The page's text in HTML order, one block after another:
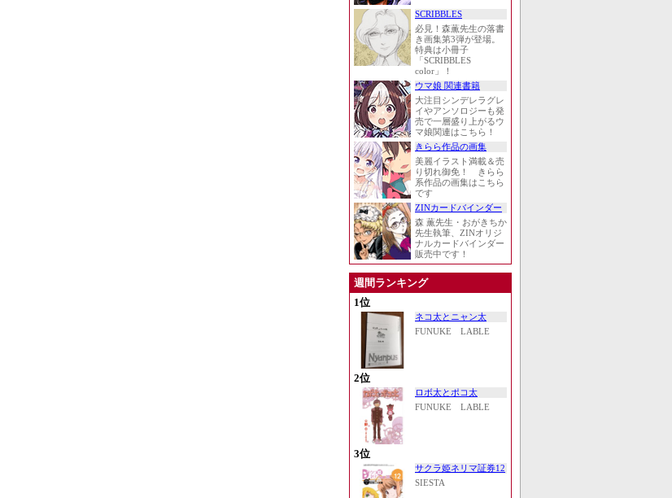
SCRIBBLES
必見！森薫先生の落書
き画集第3弾が登場。
特典は小冊子
「SCRIBBLES
color」！
ウマ娘 関連書籍
大注目シンデレラグレ
イやアンソロジーも発
売で一層盛り上がるウ
マ娘関連はこちら！
きらら作品の画集
美麗イラスト満載＆売
り切れ御免！ きらら
系作品の画集はこちら
です
ZINカードバインダー
森 薫先生・おがきちか
先生執筆、ZINオリジ
ナルカードバインダー
販売中です！
週間ランキング
1位
ネコ太とニャン太
FUNUKE LABLE
2位
ロボ太とポコ太
FUNUKE LABLE
3位
サクラ姫ネリマ証券12
SIESTA